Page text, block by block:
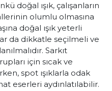
doğal ışık, çalışanların
olumlu olmasına
doğal ışık yeterli
da dikkatle seçilmeli ve
Sarkıt
için sıcak ve
spot ışıklarla odak
eserleri aydınlatılabilir.